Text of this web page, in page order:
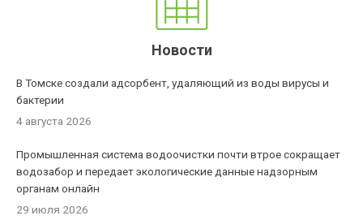
Новости
В Томске создали адсорбент, удаляющий из воды вирусы и
бактерии
4 августа 2026
Промышленная система водоочистки почти втрое сокращает
водозабор и передает экологические данные надзорным
органам онлайн
29 июля 2026